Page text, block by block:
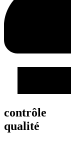
contrôle
qualité